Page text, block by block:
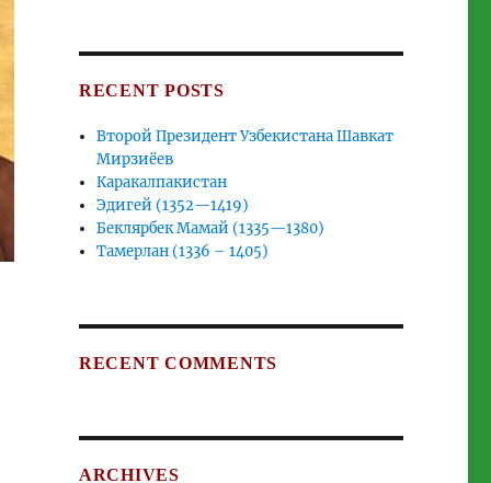
RECENT POSTS
Второй Президент Узбекистана Шавкат
Мирзиёев
Каракалпакистан
Эдигей (1352—1419)
Беклярбек Мамай (1335—1380)
Тамерлан (1336 – 1405)
RECENT COMMENTS
ARCHIVES